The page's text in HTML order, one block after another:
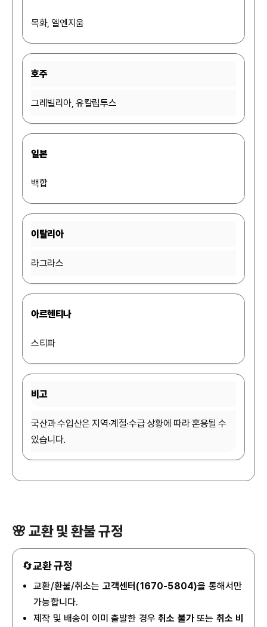
목화, 엘엔지움
호주
그레빌리아, 유칼립투스
일본
백합
이탈리아
라그라스
아르헨티나
스티파
비고
국산과 수입산은 지역·계절·수급 상황에 따라 혼용될 수
있습니다.
🌸 교환 및 환불 규정
🔄교환 규정
교환/환불/취소는 고객센터(1670-5804)을 통해서만
가능합니다.
제작 및 배송이 이미 출발한 경우취소 불가 또는 취소 비